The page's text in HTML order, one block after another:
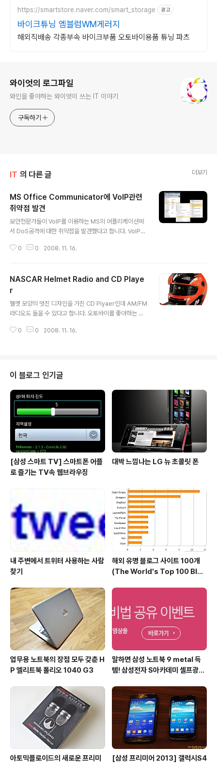
https://smartstore.naver.com/smart_storage 광고
바이크튜닝 엠블럼WM게러지
해외직배송 각종부속 바이크부품 오토바이용품 튜닝 파츠
와이엇의 로그파일
와인을 좋아하는 와이엇이 쓰는 IT 이야기
구독하기
IT 의 다른 글 더보기
MS Office Communicator에 VoIP관련
취약점 발견
보안전문가들이 VoIP를 이용하는 MS의 어플리케이션에
서 DoS공격에 대한 취약점을 발견했다고 합니다. VoIP보
abs는 실시간 미디어 전송 프로토콜인 RTP(Real-time
간) 발표했습니다. RTP를 사용하는 MS 어플리케이션은
MS Office Communicator로 이 제품은 MS Office와
연동하여 다른 위치에 있는 대화 상대와 인스턴트 메시징(I
M), 음성 및 화상을 비롯한 다양한 통신 옵션을 사용하여
클라이언트입니다. VoIPShield..
0 0 2008. 11. 16.
NASCAR Helmet Radio and CD Playe
r
헬멧 모양의 멋진 디자인을 가진 CD Plyaer인데 AM/FM
라디오도 들을 수 있다고 합니다. 오토바이를 좋아하는 사
식품이 될것 같습니다. 외부 스피커와 연결할 수 있는 오디
하는 아쉬움이 있습니다. 뭐, 싸다고 생각할 수도 있는 그런
가격이기도 하구요. 월마트에서 주문할 수 있습니다. 월마
트 링크 - Excalibur Tony Stewart Helmet Radio/C
D Player Via 7Gadgets
0 0 2008. 11. 16.
이 블로그 인기글
[삼성 스마트 TV] 스마트폰 어플
로 즐기는 TV속 웹브라우징
대박 느낌나는 LG 뉴 초콜릿 폰
내 주변에서 트위터 사용하는 사람
찾기
해외 유명 블로그 사이트 100개
(The World's Top 100 Blog
업무용 노트북의 장점 모두 갖춘 H
P 엘리트북 폴리오 1040 G3
말하면 삼성 노트북 9 metal 득
템! 삼성전자 S아카데미 셀프광고
아토믹플로이드의 새로운 프리미
[삼성 프리미어 2013] 갤럭시S4